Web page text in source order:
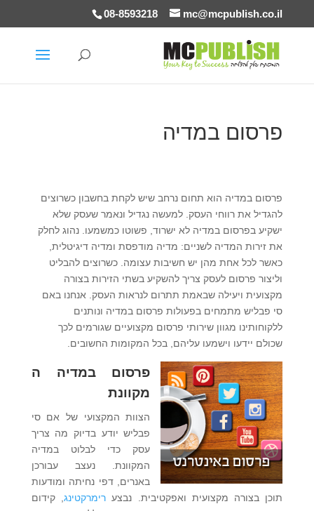
08-8593218 mc@mcpublish.co.il
פרסום במדיה
פרסום במדיה הוא תחום נרחב שיש לקחת בחשבון כשרוצים
להגדיל את רווחי העסק. למעשה נגדיל ונאמר שעסק שלא
ישקיע בפרסום במדיה לא ישרוד, פשוטו כמשמעו. נהוג לחלק
את זירות המדיה לשניים: מדיה מודפסת ומדיה דיגיטלית,
כאשר לכל אחת מהן יש חשיבות עצומה. כשרוצים להבליט
וליצור פרסום לעסק צריך להשקיע בשתי הזירות בצורה
מקצועית ויעילה שבאמת תתרום לנראות העסק. אנחנו באם
סי פבליש מתמחים בפעולות פרסום במדיה ונותנים
ללקוחותינו מגוון שירותי פרסום מקצועיים שגורמים לכך
שכולם יידעו וישמעו עליהם, בכל המקומות החשובים.
פרסום במדיה ה
מקוונת
הצוות המקצועי של אם סי
פבליש יודע בדיוק מה צריך
עסק כדי לבלוט במדיה
המקוונת. נעצב עבורכן
באנרים, דפי נחיתה ומודעות
תוכן בצורה מקצועית ואפקטיבית. נבצע רימרקטינג, קידום